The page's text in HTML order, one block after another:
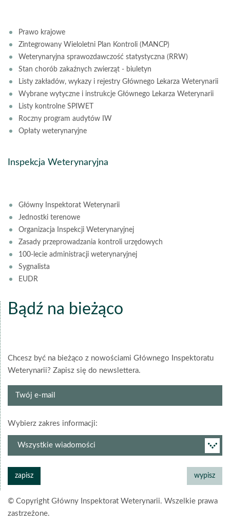
Prawo krajowe
Zintegrowany Wieloletni Plan Kontroli (MANCP)
Weterynaryjna sprawozdawczość statystyczna (RRW)
Stan chorób zakaźnych zwierząt - biuletyn
Listy zakładów, wykazy i rejestry Głównego Lekarza Weterynarii
Wybrane wytyczne i instrukcje Głównego Lekarza Weterynarii
Listy kontrolne SPIWET
Roczny program audytów IW
Opłaty weterynaryjne
Inspekcja Weterynaryjna
Główny Inspektorat Weterynarii
Jednostki terenowe
Organizacja Inspekcji Weterynaryjnej
Zasady przeprowadzania kontroli urzędowych
100-lecie administracji weterynaryjnej
Sygnalista
EUDR
Bądź na bieżąco
Chcesz być na bieżąco z nowościami Głównego Inspektoratu
Weterynarii? Zapisz się do newslettera.
Twój
Wybierz zakres informacji:
newslettera
© Copyright Główny Inspektorat Weterynarii. Wszelkie prawa
zastrzeżone.